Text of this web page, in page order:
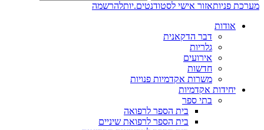
מערכת פניותאזור אישי לסטודנטים.יותלהרשמה
אודות
דבר הדקאנית
גלריות
אירועים
חדשות
משרות אקדמיות פנויות
יחידות אקדמיות
בתי ספר
בית הספר לרפואה
בית הספר לרפואת שיניים